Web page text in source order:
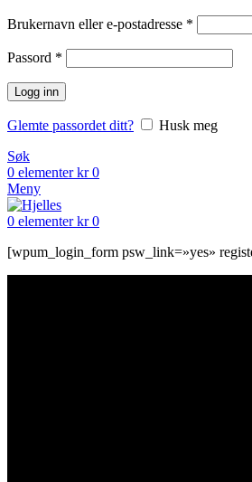
Brukernavn eller e-postadresse *
Passord *
Logg inn
Glemte passordet ditt?
Husk meg
Søk
0 elementer kr0
Meny
0 elementer kr0
[wpum_login_form psw_link=»yes»